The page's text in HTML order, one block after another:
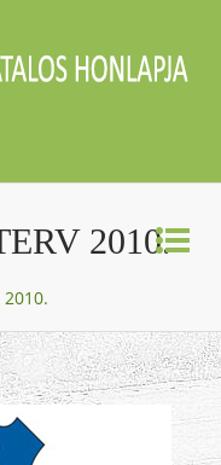
2010.